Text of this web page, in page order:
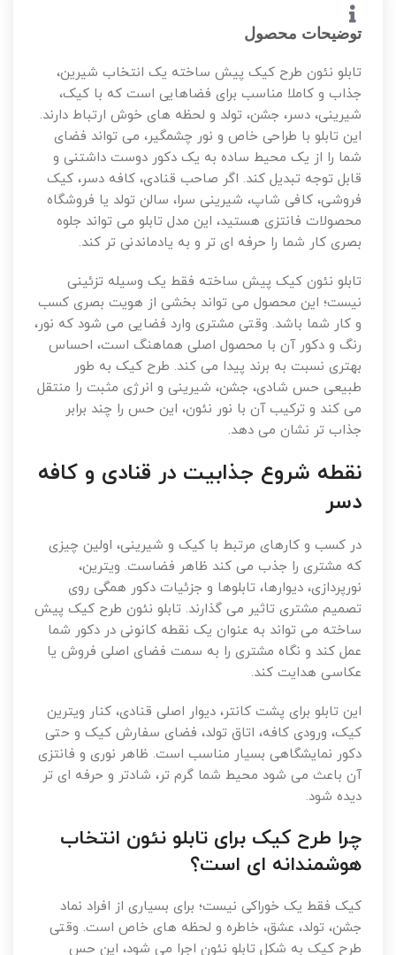
توضیحات محصول
تابلو نئون طرح کیک پیش ساخته یک انتخاب شیرین،
جذاب و کاملا مناسب برای فضاهایی است که با کیک،
شیرینی، دسر، جشن، تولد و لحظه های خوش ارتباط دارند.
این تابلو با طراحی خاص و نور چشمگیر، می تواند فضای
شما را از یک محیط ساده به یک دکور دوست داشتنی و
قابل توجه تبدیل کند. اگر صاحب قنادی، کافه دسر، کیک
فروشی، کافی شاپ، شیرینی سرا، سالن تولد یا فروشگاه
محصولات فانتزی هستید، این مدل تابلو می تواند جلوه
بصری کار شما را حرفه ای تر و به یادماندنی تر کند.
تابلو نئون کیک پیش ساخته فقط یک وسیله تزئینی
نیست؛ این محصول می تواند بخشی از هویت بصری کسب
و کار شما باشد. وقتی مشتری وارد فضایی می شود که نور،
رنگ و دکور آن با محصول اصلی هماهنگ است، احساس
بهتری نسبت به برند پیدا می کند. طرح کیک به طور
طبیعی حس شادی، جشن، شیرینی و انرژی مثبت را منتقل
می کند و ترکیب آن با نور نئون، این حس را چند برابر
جذاب تر نشان می دهد.
نقطه شروع جذابیت در قنادی و کافه
دسر
در کسب و کارهای مرتبط با کیک و شیرینی، اولین چیزی
که مشتری را جذب می کند ظاهر فضاست. ویترین،
نورپردازی، دیوارها، تابلوها و جزئیات دکور همگی روی
تصمیم مشتری تاثیر می گذارند. تابلو نئون طرح کیک پیش
ساخته می تواند به عنوان یک نقطه کانونی در دکور شما
عمل کند و نگاه مشتری را به سمت فضای اصلی فروش یا
عکاسی هدایت کند.
این تابلو برای پشت کانتر، دیوار اصلی قنادی، کنار ویترین
کیک، ورودی کافه، اتاق تولد، فضای سفارش کیک و حتی
دکور نمایشگاهی بسیار مناسب است. ظاهر نوری و فانتزی
آن باعث می شود محیط شما گرم تر، شادتر و حرفه ای تر
دیده شود.
چرا طرح کیک برای تابلو نئون انتخاب
هوشمندانه ای است؟
کیک فقط یک خوراکی نیست؛ برای بسیاری از افراد نماد
جشن، تولد، عشق، خاطره و لحظه های خاص است. وقتی
طرح کیک به شکل تابلو نئون اجرا می شود، این حس